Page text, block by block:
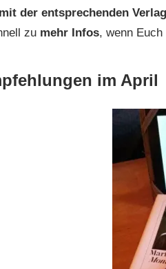
der entsprechenden
zu mehr Infos, wenn
im April